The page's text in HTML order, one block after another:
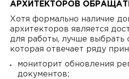
АРХИТЕКТОРОВ
Хотя формально наличие
архитекторов является
для работы, лучше выбрать
которая отвечает ряду
мониторит обновления
документов;